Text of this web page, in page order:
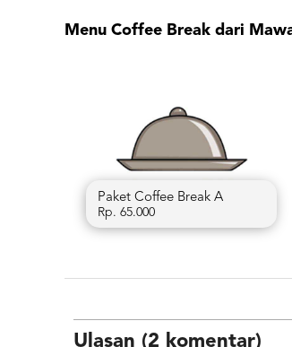
Menu Coffee Break dari
Paket Coffee Break A
Rp. 65.000
Ulasan (2 komentar)